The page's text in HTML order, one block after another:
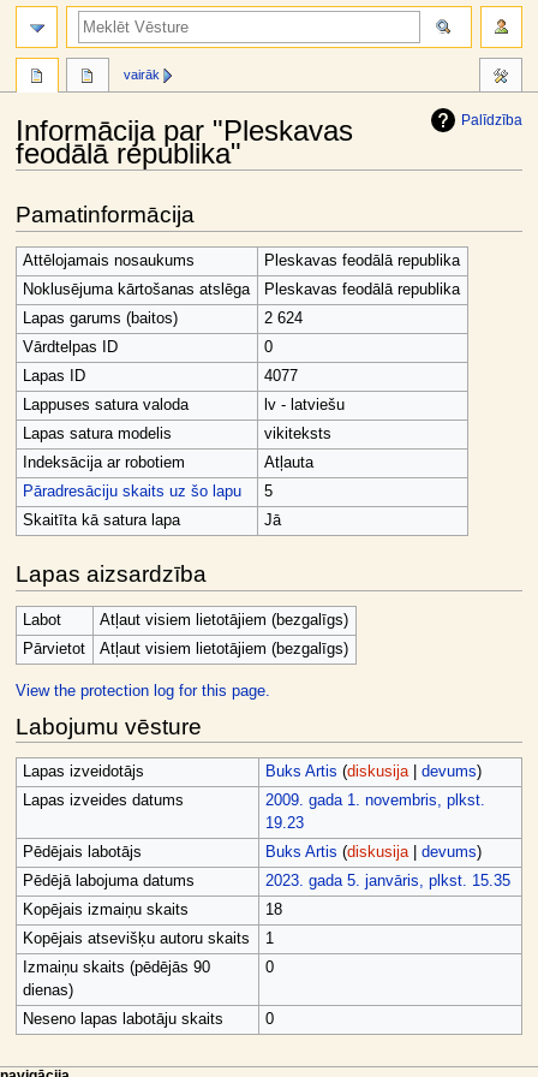
Palīdzība
Informācija par "Pleskavas
feodālā republika"
to
navigation
to
search
Pamatinformācija
Attēlojamais nosaukums
Pleskavas feodālā republika
Noklusējuma kārtošanas atslēga
Pleskavas feodālā republika
Lapas garums (baitos)
2 624
Vārdtelpas ID
0
Lapas ID
4077
Lappuses satura valoda
lv - latviešu
Lapas satura modelis
vikiteksts
Indeksācija ar robotiem
Atļauta
Pāradresāciju skaits uz šo lapu
5
Skaitīta kā satura lapa
Jā
Lapas aizsardzība
Labot
Atļaut visiem lietotājiem (bezgalīgs)
Pārvietot
Atļaut visiem lietotājiem (bezgalīgs)
View the protection log for this page.
Labojumu vēsture
Lapas izveidotājs Buks Artis (diskusija| devums)
Lapas izveides datums
2009. gada 1. novembris, plkst.
19.23
Pēdējais labotājs
Buks Artis (diskusija| devums)
Pēdējā labojuma datums
2023. gada 5. janvāris, plkst. 15.35
Kopējais izmaiņu skaits
18
Kopējais atsevišķu autoru skaits
1
Izmaiņu skaits (pēdējās 90
dienas)
0
Neseno lapas labotāju skaits 0
vairāk
meklēt